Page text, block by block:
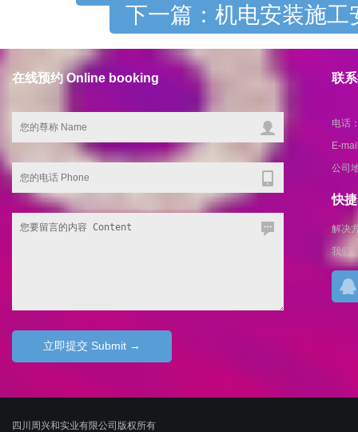
下一篇：机电安装施工
在线预约 Online booking 联
电话
E-
公司
快
解决
我们
四川周兴和实业有限公司版权所有